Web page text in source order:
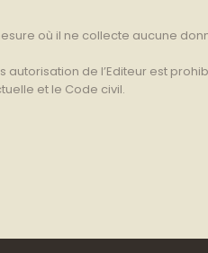
où il ne collecte aucune
de l’Editeur est
et le Code civil.